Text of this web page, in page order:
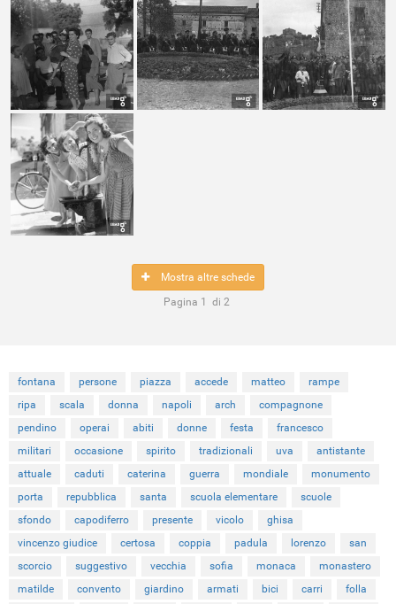
Mostra altre schede
Pagina 1 di 2
fontana persone piazza accede matteo
rampe
ripa
scala donna napoli arch
compagnone
pendino
operai abiti donne festa
francesco
militari
occasione spirito tradizionali uva
antistante
attuale
caduti caterina guerra mondiale
monumento
porta
repubblica santa scuola elementare
scuole
sfondo
capodiferro presente vicolo
ghisa
vincenzo giudice
certosa coppia padula lorenzo
san
scorcio
suggestivo vecchia sofia monaca
monastero
matilde
convento giardino armati bici carri folla